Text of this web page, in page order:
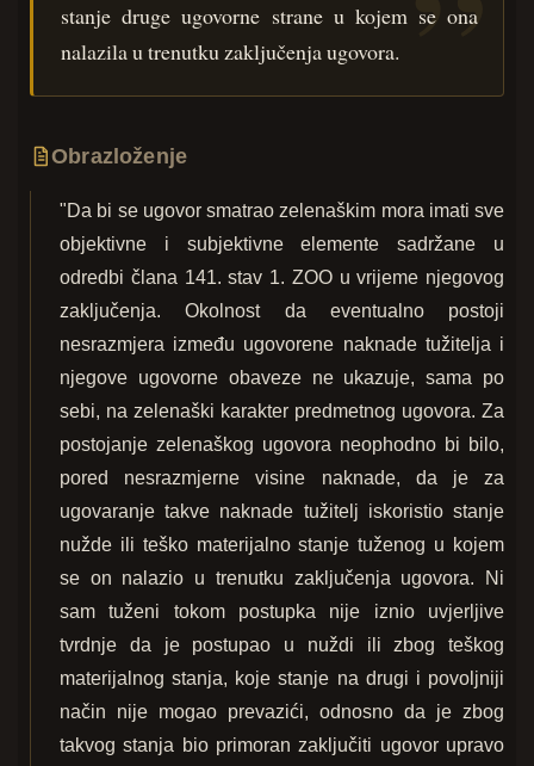
stanje druge ugovorne strane u kojem se ona
nalazila u trenutku zaključenja ugovora.
Obrazloženje
"Da bi se ugovor smatrao zelenaškim mora imati sve
objektivne i subjektivne elemente sadržane u
odredbi člana 141. stav 1. ZOO u vrijeme njegovog
zaključenja. Okolnost da eventualno postoji
nesrazmjera između ugovorene naknade tužitelja i
njegove ugovorne obaveze ne ukazuje, sama po
sebi, na zelenaški karakter predmetnog ugovora. Za
postojanje zelenaškog ugovora neophodno bi bilo,
pored nesrazmjerne visine naknade, da je za
ugovaranje takve naknade tužitelj iskoristio stanje
nužde ili teško materijalno stanje tuženog u kojem
se on nalazio u trenutku zaključenja ugovora. Ni
sam tuženi tokom postupka nije iznio uvjerljive
tvrdnje da je postupao u nuždi ili zbog teškog
materijalnog stanja, koje stanje na drugi i povoljniji
način nije mogao prevazići, odnosno da je zbog
takvog stanja bio primoran zaključiti ugovor upravo